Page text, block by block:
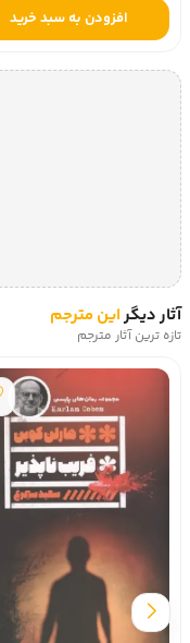
افزودن به سبد خرید
آثار دیگراین مترجم
تازه ترین آثار مترجم